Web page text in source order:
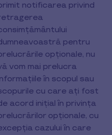
notificarea privind
pentru
opționale, nu
vom mai prelucra
în scopul sau
cu care ați fost
acord inițial în privința
opționale, cu
cazului în care